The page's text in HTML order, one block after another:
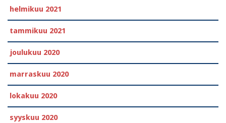
helmikuu 2021
tammikuu 2021
joulukuu 2020
marraskuu 2020
lokakuu 2020
syyskuu 2020